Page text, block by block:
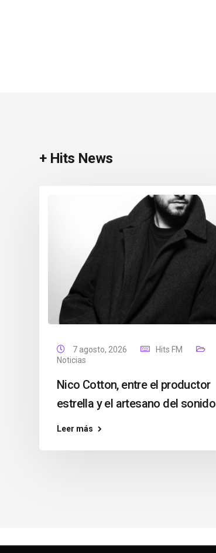
+ Hits News
7 agosto, 2026
Hits FM
Noticias
Nico Cotton, entre el productor
estrella y el artesano del sonido
Leer más